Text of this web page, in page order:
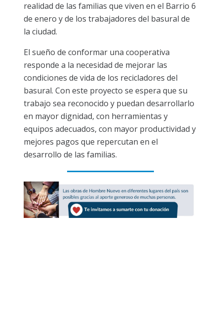
realidad de las familias que viven en el Barrio 6
de enero y de los trabajadores del basural de
la ciudad.
El sueño de conformar una cooperativa
responde a la necesidad de mejorar las
condiciones de vida de los recicladores del
basural. Con este proyecto se espera que su
trabajo sea reconocido y puedan desarrollarlo
en mayor dignidad, con herramientas y
equipos adecuados, con mayor productividad y
mejores pagos que repercutan en el
desarrollo de las familias.